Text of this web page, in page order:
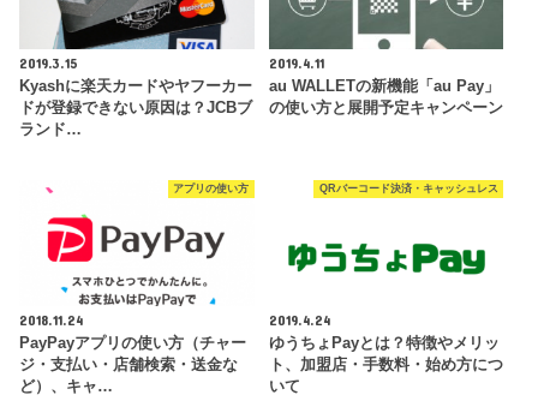
2019.3.15
Kyashに楽天カードやヤフーカー
ドが登録できない原因は？JCBブ
ランド…
2019.4.11
au WALLETの新機能「au Pay」
の使い方と展開予定キャンペーン
アプリの使い方
2018.11.24
PayPayアプリの使い方（チャー
ジ・支払い・店舗検索・送金な
ど）、キャ…
QRバーコード決済・キャッシュレス
2019.4.24
ゆうちょPayとは？特徴やメリッ
ト、加盟店・手数料・始め方につ
いて